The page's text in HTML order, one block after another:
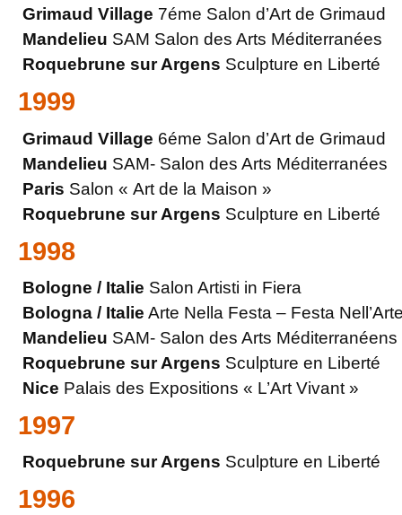
Grimaud Village 7éme Salon d’Art de Grimaud
Mandelieu SAM Salon des Arts Méditerranées
Roquebrune sur Argens Sculpture en Liberté
1999
Grimaud Village 6éme Salon d’Art de Grimaud
Mandelieu SAM- Salon des Arts Méditerranées
Paris Salon « Art de la Maison »
Roquebrune sur Argens Sculpture en Liberté
1998
Bologne / Italie Salon Artisti in Fiera
Bologna / Italie Arte Nella Festa – Festa
Mandelieu SAM- Salon des Arts Méditerranéens
Roquebrune sur Argens Sculpture en Liberté
Nice Palais des Expositions « L’Art Vivant »
1997
Roquebrune sur Argens Sculpture en Liberté
1996